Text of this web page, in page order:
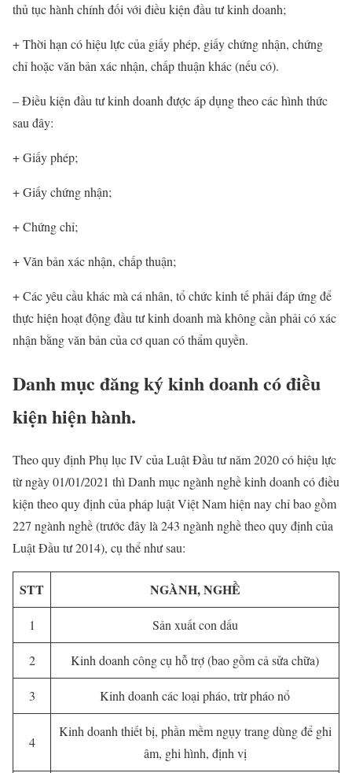
thủ tục hành chính đối với điều kiện đầu tư kinh doanh;
+ Thời hạn có hiệu lực của giấy phép, giấy chứng nhận, chứng
chỉ hoặc văn bản xác nhận, chấp thuận khác (nếu có).
– Điều kiện đầu tư kinh doanh được áp dụng theo các hình thức
sau đây:
+ Giấy phép;
+ Giấy chứng nhận;
+ Chứng chỉ;
+ Văn bản xác nhận, chấp thuận;
+ Các yêu cầu khác mà cá nhân, tổ chức kinh tế phải đáp ứng để
thực hiện hoạt động đầu tư kinh doanh mà không cần phải có xác
nhận bằng văn bản của cơ quan có thẩm quyền.
Danh mục đăng ký kinh doanh có điều
kiện hiện hành.
Theo quy định Phụ lục IV của Luật Đầu tư năm 2020 có hiệu lực
từ ngày 01/01/2021 thì Danh mục ngành nghề kinh doanh có điều
kiện theo quy định của pháp luật Việt Nam hiện nay chỉ bao gồm
227 ngành nghề (trước đây là 243 ngành nghề theo quy định của
Luật Đầu tư 2014), cụ thể như sau:
STT NGÀNH, NGHỀ
1 Sản xuất con dấu
2 Kinh doanh công cụ hỗ trợ (bao gồm cả sửa chữa)
3 Kinh doanh các loại pháo, trừ pháo nổ
4
Kinh doanh thiết bị, phần mềm ngụy trang dùng để ghi
âm, ghi hình, định vị